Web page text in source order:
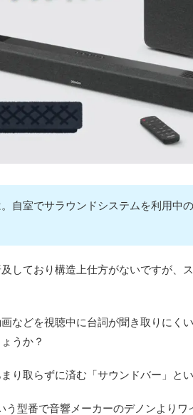
自室でサラウンドシステムを利用中
しており構造上仕方がないですが、
などを視聴中に台詞が聞き取りにく
うか？
り取らずに済む「サウンドバー」と
う型番で音響メーカーのデノンより